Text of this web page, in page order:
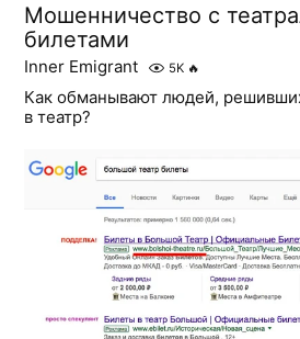
Мошенничество с
билетами
Inner Emigrant 5K 🔥
Как обманывают людей,
в театр?